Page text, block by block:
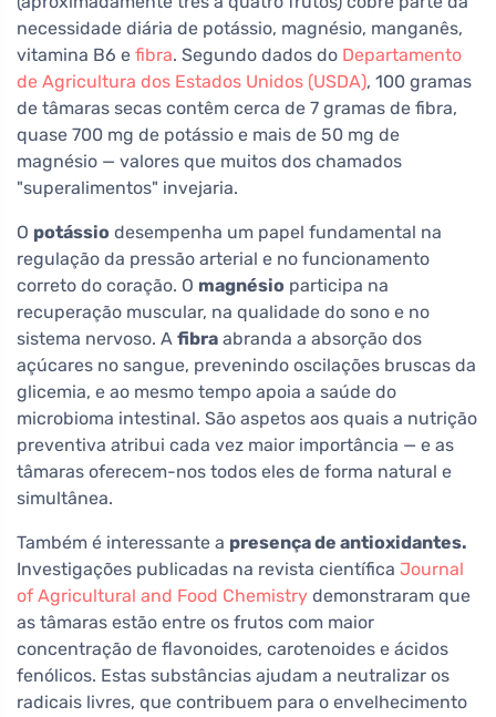
necessidade diária de potássio, magnésio, manganês,
vitamina B6 e fibra. Segundo dados do Departamento
de Agricultura dos Estados Unidos (USDA), 100 gramas
de tâmaras secas contêm cerca de 7 gramas de fibra,
quase 700 mg de potássio e mais de 50 mg de
magnésio — valores que muitos dos chamados
"superalimentos" invejaria.
O potássio desempenha um papel fundamental na
regulação da pressão arterial e no funcionamento
correto do coração. O magnésio participa na
recuperação muscular, na qualidade do sono e no
sistema nervoso. A fibra abranda a absorção dos
açúcares no sangue, prevenindo oscilações bruscas da
glicemia, e ao mesmo tempo apoia a saúde do
microbioma intestinal. São aspetos aos quais a nutrição
preventiva atribui cada vez maior importância — e as
tâmaras oferecem-nos todos eles de forma natural e
simultânea.
Também é interessante a presença de antioxidantes.
Investigações publicadas na revista científica Journal
of Agricultural and Food Chemistry demonstraram que
as tâmaras estão entre os frutos com maior
concentração de flavonoides, carotenoides e ácidos
fenólicos. Estas substâncias ajudam a neutralizar os
radicais livres, que contribuem para o envelhecimento